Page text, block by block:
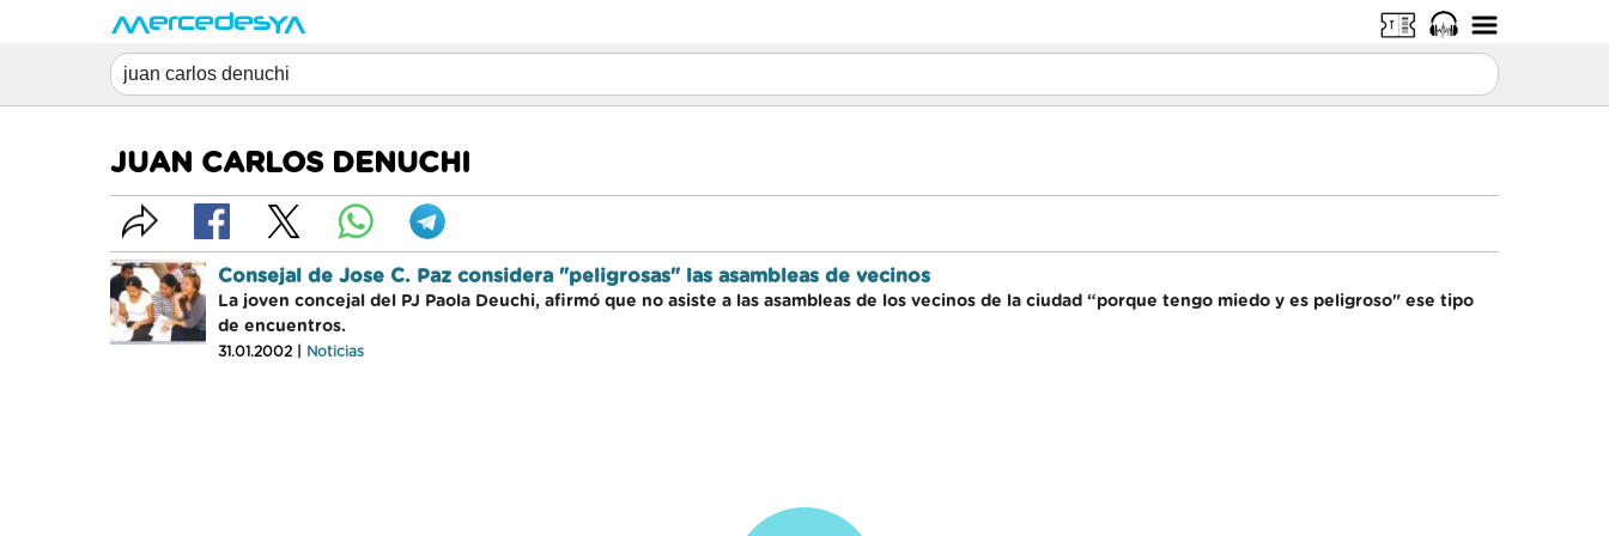
JUAN CARLOS DENUCHI
Consejal de Jose C. Paz considera "peligrosas" las asambleas de vecinos
La joven concejal del PJ Paola Deuchi, afirmó que no asiste a las asambleas de los vecinos de la ciudad “porque tengo miedo y es peligroso" ese tipo
de encuentros.
31.01.2002 | Noticias